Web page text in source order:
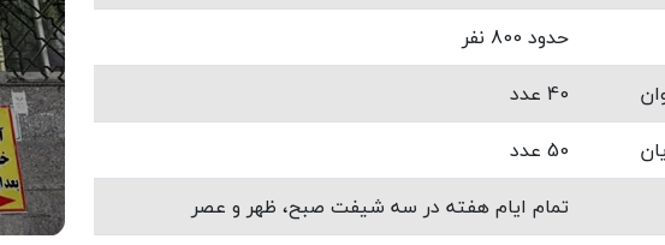
حدود 800 نفر
40 عدد
50 عدد
تمام ایام هفته در سه شیفت صبح، ظهر و عصر